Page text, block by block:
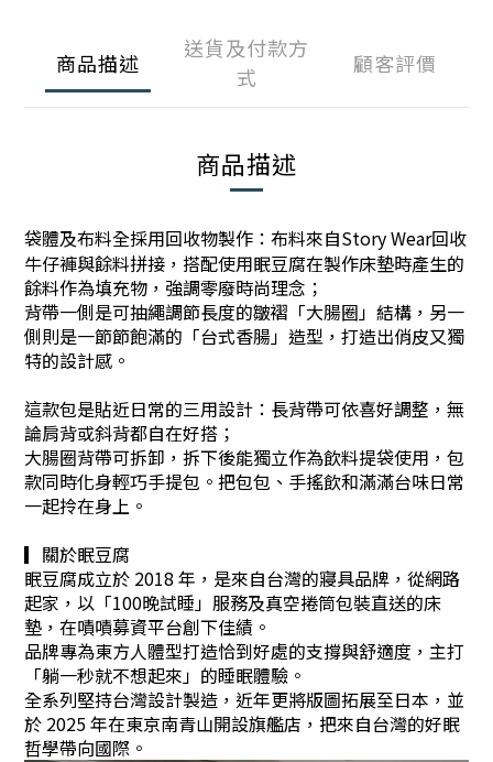
商品描述
送貨及付款方
式
顧客評價
商品描述
袋體及布料全採用回收物製作 ： 布料來自Story Wear回收
牛仔褲與餘料拼接，搭配使用眠豆腐在製作床墊時產生的
餘料作為填充物， 強調零廢時尚理念；
背帶一側是可抽繩調節長度的皺褶「大腸圈」結構，另一
側則是一節節飽滿的「台式香腸」造型，打造出俏皮又獨
特的設計感。
這款包是貼近日常的三用設計：長背帶可依喜好調整，無
論肩背或斜背都自在好搭；
大腸圈背帶可拆卸，拆下後能獨立作為飲料提袋使用，包
款同時化身輕巧手提包。把包包、手搖飲和滿滿台味日常
一起拎在身上。
▎關於眠豆腐
眠豆腐成立於 2018 年，是來自台灣的寢具品牌，從網路
起家，以「100晚試睡」服務及真空捲筒包裝直送的床
墊，在嘖嘖募資平台創下佳績。
品牌專為東方人體型打造恰到好處的支撐與舒適度，主打
「躺一秒就不想起來」的睡眠體驗。
全系列堅持台灣設計製造，近年更將版圖拓展至日本，並
於 2025 年在東京南青山開設旗艦店，把來自台灣的好眠
哲學帶向國際。